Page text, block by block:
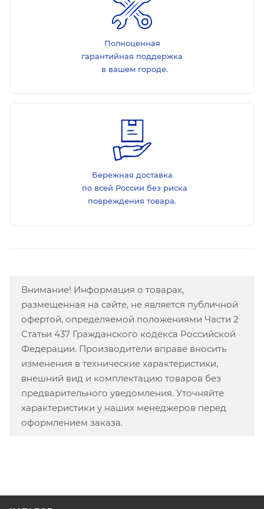
Полноценная
гарантийная поддержка
в вашем городе.
Бережная доставка
по всей России без риска
повреждения товара.
Внимание! Информация о товарах,
размещенная на сайте, не является публичной
офертой, определяемой положениями Части 2
Статьи 437 Гражданского кодекса Российской
Федерации. Производители вправе вносить
изменения в технические характеристики,
внешний вид и комплектацию товаров без
предварительного уведомления. Уточняйте
характеристики у наших менеджеров перед
оформлением заказа.